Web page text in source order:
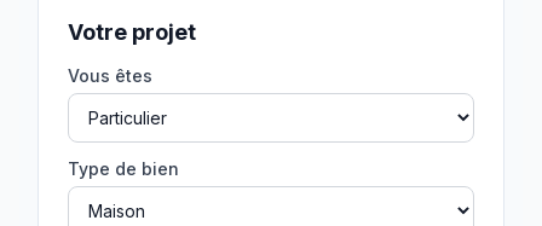
Votre projet
Vous êtes
Type de bien